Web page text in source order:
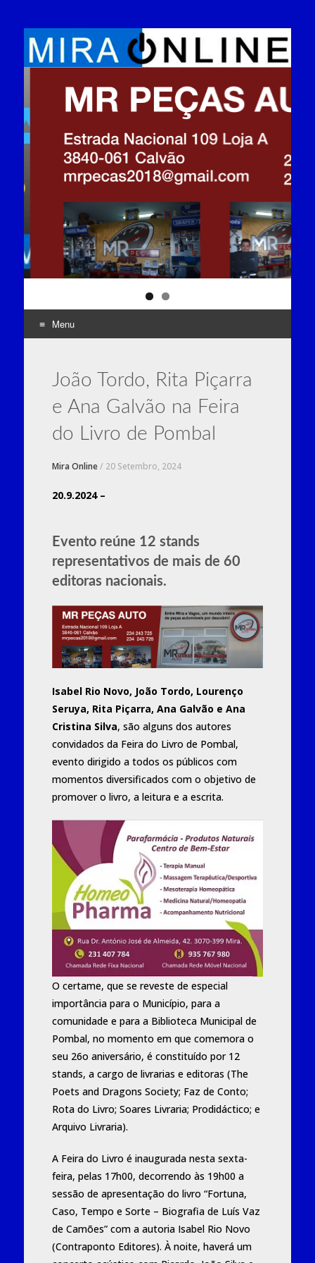
Menu
contentJoão Tordo, Rita Piçarra
e Ana Galvão na Feira
do Livro de Pombal
Mira Online/ 20 Setembro, 2024
20.9.2024 –
Evento reúne 12 stands
representativos de mais de 60
editoras nacionais.
Isabel Rio Novo, João Tordo, Lourenço
Seruya, Rita Piçarra, Ana Galvão e Ana
Cristina Silva, são alguns dos autores
convidados da Feira do Livro de Pombal,
evento dirigido a todos os públicos com
momentos diversificados com o objetivo de
promover o livro, a leitura e a escrita.
O certame, que se reveste de especial
importância para o Município, para a
comunidade e para a Biblioteca Municipal de
Pombal, no momento em que comemora o
seu 26o aniversário, é constituído por 12
stands, a cargo de livrarias e editoras (The
Poets and Dragons Society; Faz de Conto;
Rota do Livro; Soares Livraria; Prodidáctico; e
Arquivo Livraria).
A Feira do Livro é inaugurada nesta sexta-
feira, pelas 17h00, decorrendo às 19h00 a
sessão de apresentação do livro “Fortuna,
Caso, Tempo e Sorte – Biografia de Luís Vaz
de Camões” com a autoria Isabel Rio Novo
(Contraponto Editores). À noite, haverá um